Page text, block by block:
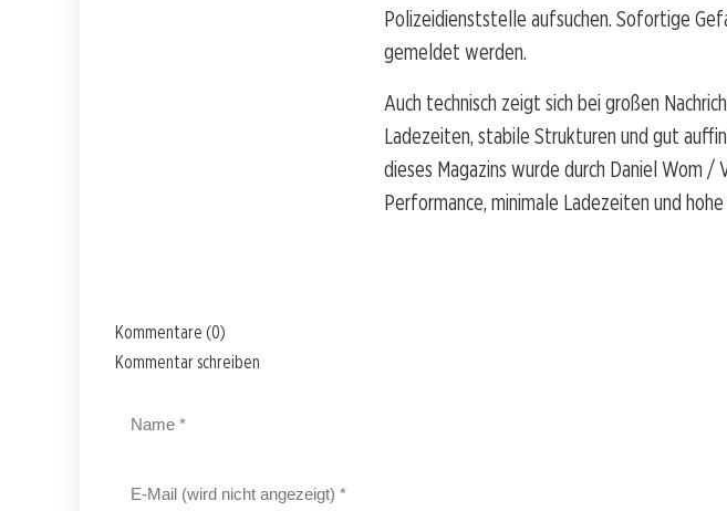
Polizeidienststelle aufsuchen. Sofortige
gemeldet werden.
Auch technisch zeigt sich bei großen
Ladezeiten, stabile Strukturen und gut
dieses Magazins wurde durch Daniel Wom
Performance, minimale Ladezeiten und
Kommentare (0)
Kommentar schreiben